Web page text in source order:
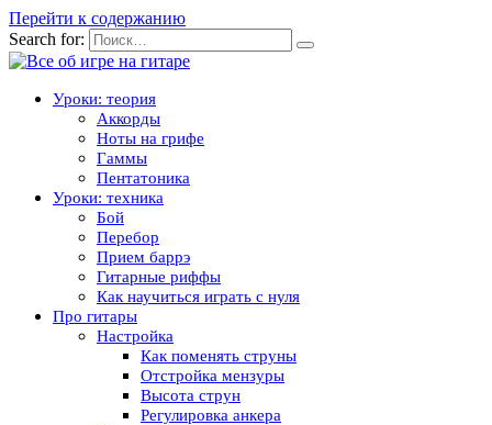
Перейти к содержанию
Search for:
Уроки: теория
Аккорды
Ноты на грифе
Гаммы
Пентатоника
Уроки: техника
Бой
Перебор
Прием баррэ
Гитарные риффы
Как научиться играть с нуля
Про гитары
Настройка
Как поменять струны
Отстройка мензуры
Высота струн
Регулировка анкера